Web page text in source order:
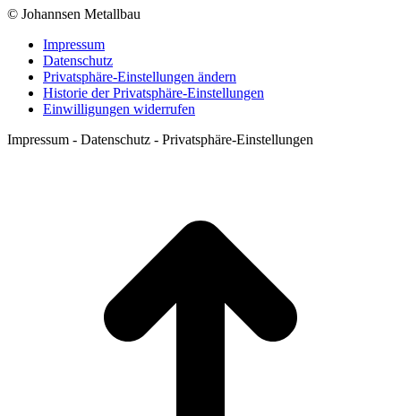
© Johannsen Metallbau
Impressum
Datenschutz
Privatsphäre-Einstellungen ändern
Historie der Privatsphäre-Einstellungen
Einwilligungen widerrufen
Impressum - Datenschutz - Privatsphäre-Einstellungen